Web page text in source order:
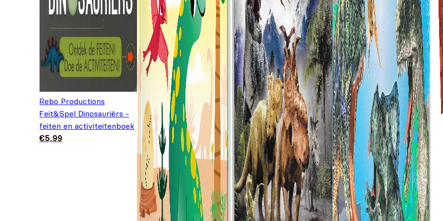
Rebo Productions
Feit&Spel Dinosauriërs -
feiten en activiteitenboek
€5,99